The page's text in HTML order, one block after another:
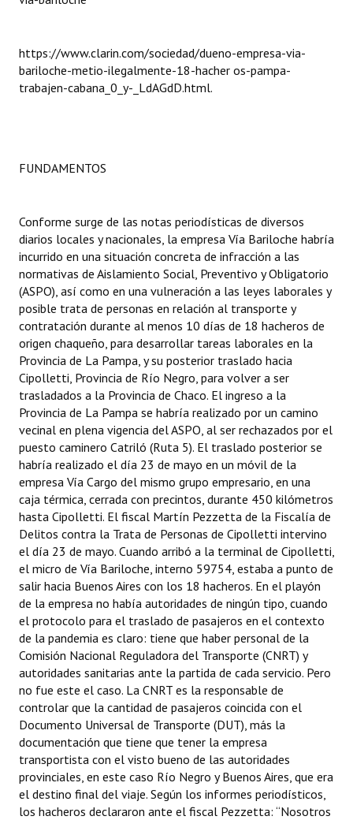
https://www.clarin.com/sociedad/dueno-empresa-via-
bariloche-metio-ilegalmente-18-hacher os-pampa-
trabajen-cabana_0_y-_LdAGdD.html.
FUNDAMENTOS
Conforme surge de las notas periodísticas de diversos
diarios locales y nacionales, la empresa Vía Bariloche habría
incurrido en una situación concreta de infracción a las
normativas de Aislamiento Social, Preventivo y Obligatorio
(ASPO), así como en una vulneración a las leyes laborales y
posible trata de personas en relación al transporte y
contratación durante al menos 10 días de 18 hacheros de
origen chaqueño, para desarrollar tareas laborales en la
Provincia de La Pampa, y su posterior traslado hacia
Cipolletti, Provincia de Río Negro, para volver a ser
trasladados a la Provincia de Chaco. El ingreso a la
Provincia de La Pampa se habría realizado por un camino
vecinal en plena vigencia del ASPO, al ser rechazados por el
puesto caminero Catriló (Ruta 5). El traslado posterior se
habría realizado el día 23 de mayo en un móvil de la
empresa Vía Cargo del mismo grupo empresario, en una
caja térmica, cerrada con precintos, durante 450 kilómetros
hasta Cipolletti. El fiscal Martín Pezzetta de la Fiscalía de
Delitos contra la Trata de Personas de Cipolletti intervino
el día 23 de mayo. Cuando arribó a la terminal de Cipolletti,
el micro de Vía Bariloche, interno 59754, estaba a punto de
salir hacia Buenos Aires con los 18 hacheros. En el playón
de la empresa no había autoridades de ningún tipo, cuando
el protocolo para el traslado de pasajeros en el contexto
de la pandemia es claro: tiene que haber personal de la
Comisión Nacional Reguladora del Transporte (CNRT) y
autoridades sanitarias ante la partida de cada servicio. Pero
no fue este el caso. La CNRT es la responsable de
controlar que la cantidad de pasajeros coincida con el
Documento Universal de Transporte (DUT), más la
documentación que tiene que tener la empresa
transportista con el visto bueno de las autoridades
provinciales, en este caso Río Negro y Buenos Aires, que era
el destino final del viaje. Según los informes periodísticos,
los hacheros declararon ante el fiscal Pezzetta: “Nosotros